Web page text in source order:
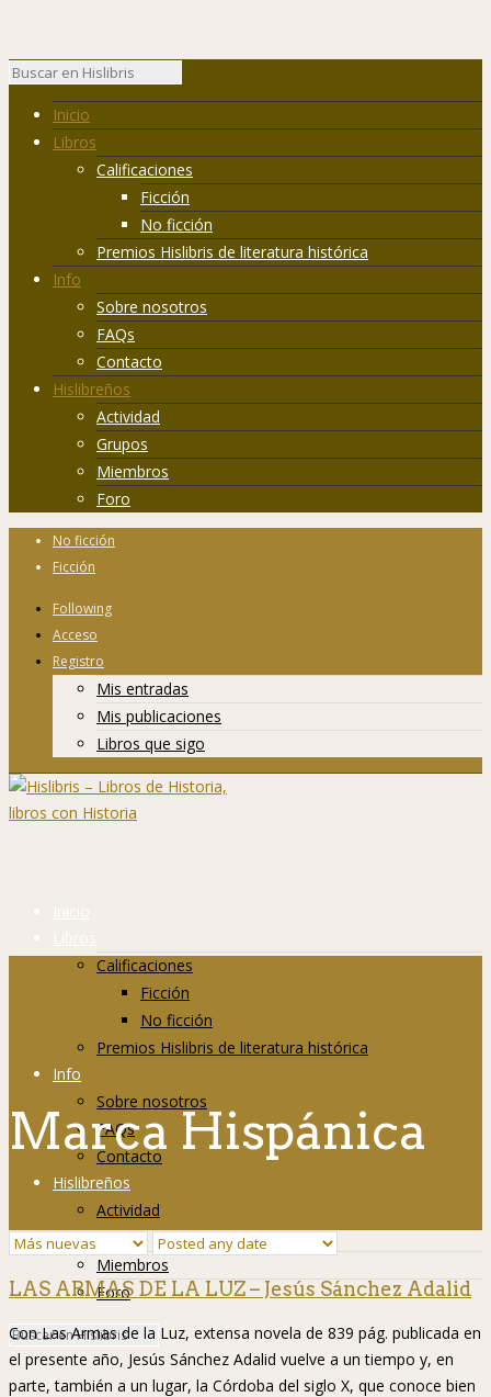
Inicio
Libros
Calificaciones
Ficción
No ficción
Premios Hislibris de literatura histórica
Info
Sobre nosotros
FAQs
Contacto
Hislibreños
Actividad
Grupos
Miembros
Foro
No ficción
Ficción
Following
Acceso
Registro
Mis entradas
Mis publicaciones
Libros que sigo
Inicio
Libros
Calificaciones
Ficción
No ficción
Premios Hislibris de literatura histórica
Info
Sobre nosotros
FAQs
Contacto
Hislibreños
Actividad
Grupos
Miembros
Foro
Marca Hispánica
LAS ARMAS DE LA LUZ – Jesús Sánchez Adalid
Con Las Armas de la Luz, extensa novela de 839 pág. publicada en
el presente año, Jesús Sánchez Adalid vuelve a un tiempo y, en
parte, también a un lugar, la Córdoba del siglo X, que conoce bien